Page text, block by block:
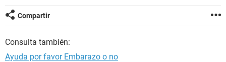
Compartir
Consulta también:
Ayuda por favor Embarazo o no